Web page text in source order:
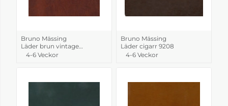
Bruno Mässing
Läder brun vintage
9267
4-6 Veckor
Bruno Mässing
Läder cigarr 9208
4-6 Veckor